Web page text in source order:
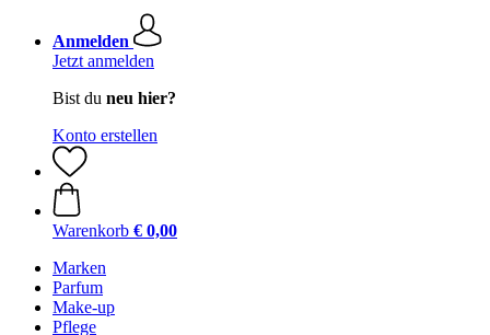
Anmelden
Jetzt anmelden
Bist du neu hier?
Konto erstellen
Warenkorb € 0,00
Marken
Parfum
Make-up
Pflege